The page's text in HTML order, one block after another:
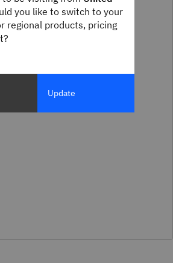
you like to switch to your
regional products, pricing
Update